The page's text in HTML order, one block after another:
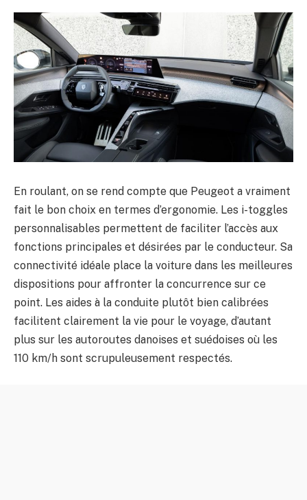
En roulant, on se rend compte que Peugeot a vraiment
fait le bon choix en termes d’ergonomie. Les i-toggles
personnalisables permettent de faciliter l’accès aux
fonctions principales et désirées par le conducteur. Sa
connectivité idéale place la voiture dans les meilleures
dispositions pour affronter la concurrence sur ce
point. Les aides à la conduite plutôt bien calibrées
facilitent clairement la vie pour le voyage, d’autant
plus sur les autoroutes danoises et suédoises où les
110 km/h sont scrupuleusement respectés.